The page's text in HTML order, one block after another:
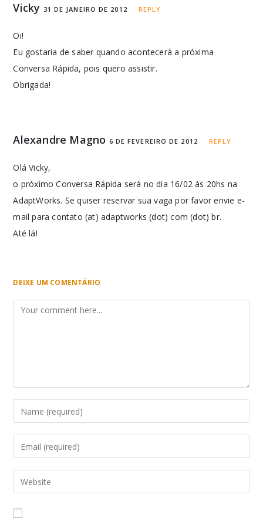
Vicky 31 DE JANEIRO DE 2012 REPLY
Oi!
Eu gostaria de saber quando acontecerá a próxima
Conversa Rápida, pois quero assistir.
Obrigada!
Alexandre Magno 6 DE FEVEREIRO DE 2012 REPLY
Olá Vicky,
o próximo Conversa Rápida será no dia 16/02 às 20hs na
AdaptWorks. Se quiser reservar sua vaga por favor envie e-
mail para contato (at) adaptworks (dot) com (dot) br.
Até lá!
DEIXE UM COMENTÁRIO